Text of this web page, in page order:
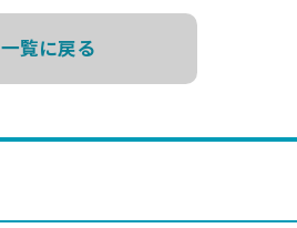
一覧に戻る